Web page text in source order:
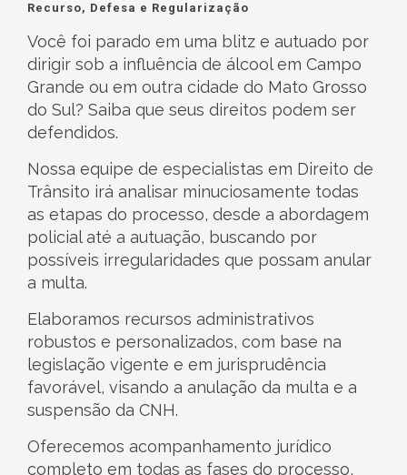
Recurso, Defesa e Regularização
Você foi parado em uma blitz e autuado por
dirigir sob a influência de álcool em Campo
Grande ou em outra cidade do Mato Grosso
do Sul? Saiba que seus direitos podem ser
defendidos.
Nossa equipe de especialistas em Direito de
Trânsito irá analisar minuciosamente todas
as etapas do processo, desde a abordagem
policial até a autuação, buscando por
possíveis irregularidades que possam anular
a multa.
Elaboramos recursos administrativos
robustos e personalizados, com base na
legislação vigente e em jurisprudência
favorável, visando a anulação da multa e a
suspensão da CNH.
Oferecemos acompanhamento jurídico
completo em todas as fases do processo,